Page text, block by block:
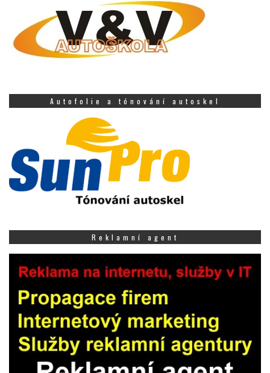
Autofolie a tónování autoskel
Reklamní agent